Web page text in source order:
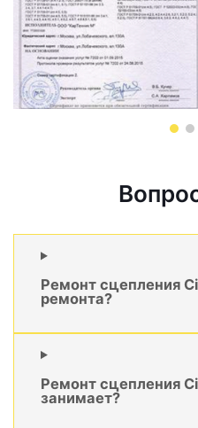
Ремонт сцепления
ремонта?
Ремонт сцепления
занимает?